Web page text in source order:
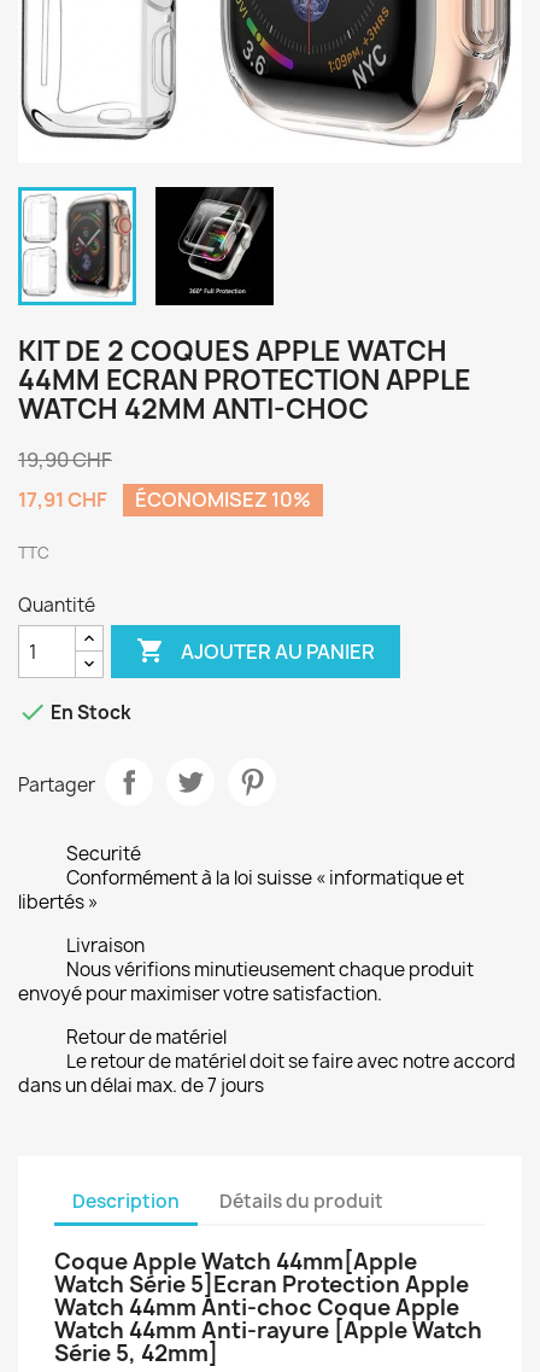
KIT DE 2 COQUES APPLE WATCH
44MM ECRAN PROTECTION APPLE
WATCH 42MM ANTI-CHOC
19,90 CHF
17,91 CHF
ÉCONOMISEZ 10%
TTC
Quantité
 AJOUTER AU PANIER
 En Stock
Partager
Securité
Conformément à la loi suisse « informatique et
libertés »
Livraison
Nous vérifions minutieusement chaque produit
envoyé pour maximiser votre satisfaction.
Retour de matériel
Le retour de matériel doit se faire avec notre accord
dans un délai max. de 7 jours
Description Détails du produit
Coque Apple Watch 44mm[Apple
Watch Série 5]Ecran Protection Apple
Watch 44mm Anti-choc Coque Apple
Watch 44mm Anti-rayure [Apple Watch
Série 5, 42mm]